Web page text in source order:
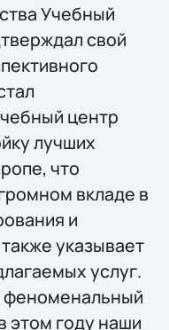
Учебный
свой
центр
лучших
что
вкладе в
и
указывает
услуг.
феноменальный
этом году наши